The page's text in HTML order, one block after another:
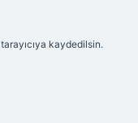
kaydedilsin.